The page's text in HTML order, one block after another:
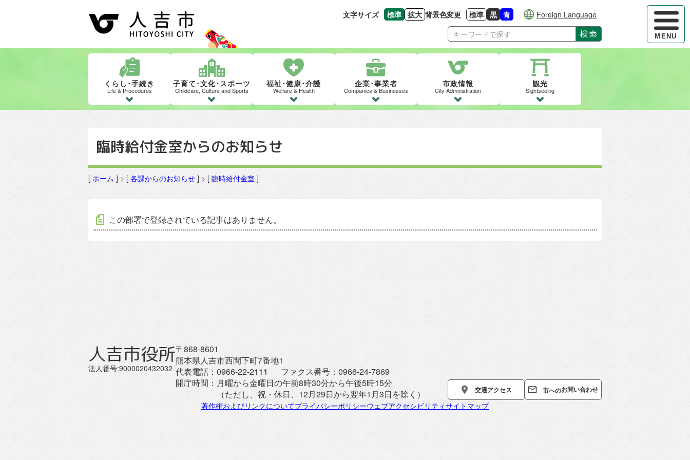
ハンバー
MENU
文字サイズ 標準
文字の大きさをもとの大きさに戻す
拡大
文字を大きくする
背景色変更 標準
背景色の変更：白
黒
背景色の変更：黒
青
背景色の変更：青
Foreign Language
検索
くらし･手続き
Life & Procedures
子育て･文化･スポーツ
Childcare, Culture and Sports
福祉･健康･介護
Welfare & Health
企業･事業者
Companies & Businesses
市政情報
City Administration
観光
Sightseeing
臨時給付金室からのお知らせ
[ ホーム ] > [ 各課からのお知らせ ] > [ 臨時給付金室 ]
臨時給付金室の記事一覧
この部署で登録されている記事はありません。
人吉市役所
法人番号:9000020432032
〒868-8601
熊本県人吉市西間下町7番地1
代表電話： 0966-22-2111 ファクス番号： 0966-24-7869
開庁時間： 月曜から金曜日の午前8時30分から午後5時15分
（ただし、祝・休日、12月29日から翌年1月3日を除く）
交通アクセス 市へのお問い合わせ
著作権およびリンクについてプライバシーポリシーウェブアクセシビリティサイトマップ